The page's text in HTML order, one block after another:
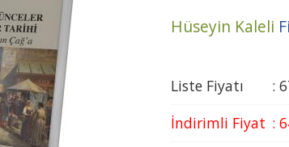
Hüseyin Kaleli
Liste Fiyatı :
İndirimli Fiyat :